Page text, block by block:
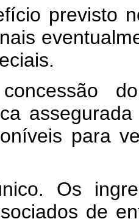
previsto
para
Os
de